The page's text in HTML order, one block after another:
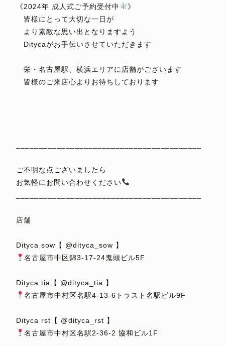
《2024年 成人式ご予約受付中
》
皆様にとって大切な一日が
より素敵な思い出となりますよう
Ditycaがお手伝いさせていただきます
栄・名古屋駅、横浜エリアに店舗がございます
皆様のご来店心よりお待ちしております
ご不明な点ございましたら
お気軽にお問い合わせください
店舗
Dityca sow【 @dityca_sow 】
名古屋市中区錦3-17-24鬼頭ビル5F
Dityca tia【 @dityca_tia 】
名古屋市中村区名駅4-13-6トラスト名駅ビル9F
Dityca rst【 @dityca_rst 】
名古屋市中村区名駅2-36-2 協和ビル1F